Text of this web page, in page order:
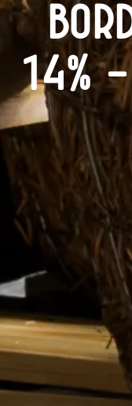
14%